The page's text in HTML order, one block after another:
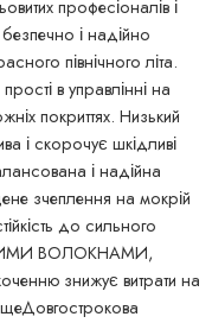
професіоналів і
і надійно
північного літа.
в управлінні на
покриттях. Низький
і скорочує шкідливі
і надійна
зчеплення на мокрій
до сильного
ВОЛОКНАМИ,
знижує витрати на